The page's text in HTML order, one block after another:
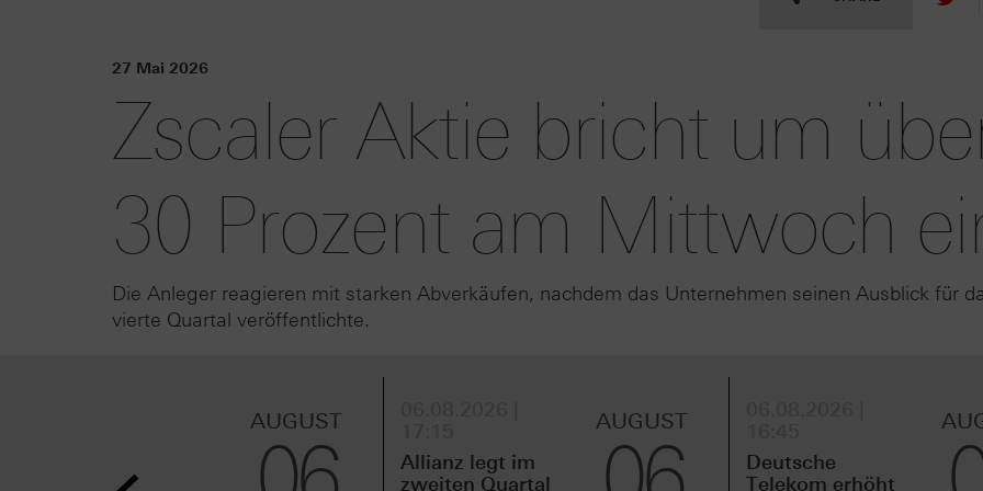
27 Mai 2026
Zscaler Aktie bricht um
30 Prozent am Mittwoch
Die Anleger reagieren mit starken Abverkäufen, nachdem das Unternehmen seinen Ausblick für
vierte Quartal veröffentlichte.
AUGUST
Allianz legt im
zweiten Quartal
AUGUST
Deutsche
Telekom erhöht